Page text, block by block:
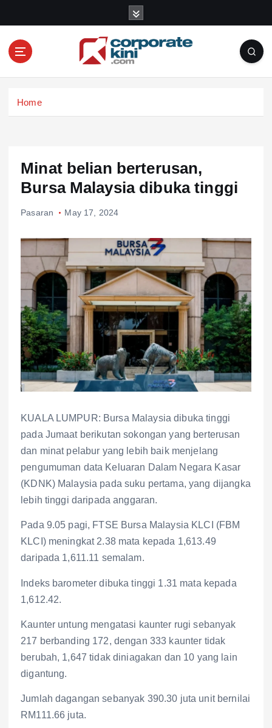
o
Home
Minat belian berterusan,
Bursa Malaysia dibuka tinggi
Pasaran May 17, 2024
KUALA LUMPUR: Bursa Malaysia dibuka tinggi
pada Jumaat berikutan sokongan yang berterusan
dan minat pelabur yang lebih baik menjelang
pengumuman data Keluaran Dalam Negara Kasar
(KDNK) Malaysia pada suku pertama, yang dijangka
lebih tinggi daripada anggaran.
Pada 9.05 pagi, FTSE Bursa Malaysia KLCI (FBM
KLCI) meningkat 2.38 mata kepada 1,613.49
daripada 1,611.11 semalam.
Indeks barometer dibuka tinggi 1.31 mata kepada
1,612.42.
Kaunter untung mengatasi kaunter rugi sebanyak
217 berbanding 172, dengan 333 kaunter tidak
berubah, 1,647 tidak diniagakan dan 10 yang lain
digantung.
Jumlah dagangan sebanyak 390.30 juta unit bernilai
RM111.66 juta.